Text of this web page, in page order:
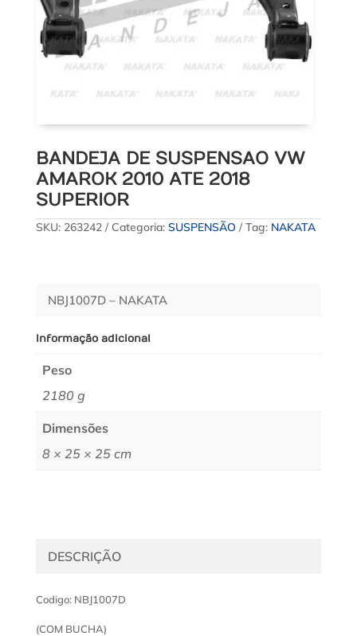
BANDEJA DE SUSPENSAO VW
AMAROK 2010 ATE 2018
SUPERIOR
SKU: 263242 Categoria: SUSPENSÃO Tag: NAKATA
NBJ1007D – NAKATA
Informação adicional
Peso
2180 g
Dimensões
8 × 25 × 25 cm
DESCRIÇÃO
Codigo: NBJ1007D
(COM BUCHA)